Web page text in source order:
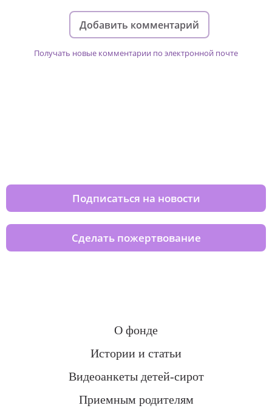
Добавить комментарий
Получать новые комментарии по электронной почте
Подписаться на новости
Сделать пожертвование
О фонде
Истории и статьи
Видеоанкеты детей-сирот
Приемным родителям